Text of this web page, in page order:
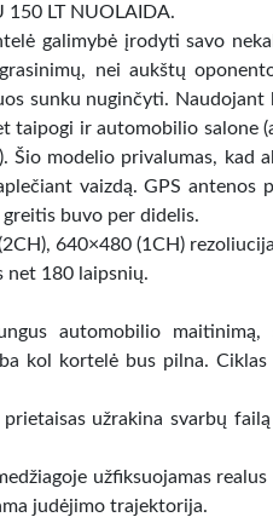
150 LT NUOLAIDA.
galimybė įrodyti savo
nei aukštų
sunku nuginčyti.
taipogi ir automobilio salone
Šio modelio privalumas, kad
vaizdą. GPS antenos
buvo per didelis.
640×480 (1CH)
net 180 laipsnių.
automobilio
kol kortelė bus pilna.
užrakina svarbų
užfiksuojamas
judėjimo trajektorija.